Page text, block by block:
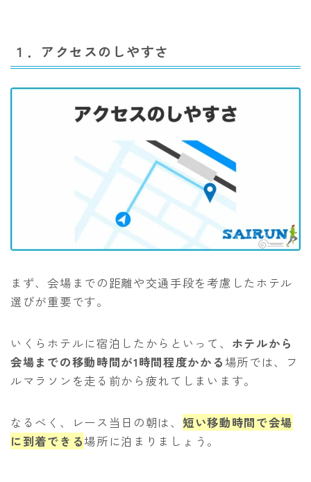
１．アクセスのしやすさ
まず、会場までの距離や交通手段を考慮したホテル
選びが重要です。
いくらホテルに宿泊したからといって、 ホテルから
会場までの移動時間が1時間程度かかる 場所では、フ
ルマラソンを走る前から疲れてしまいます。
なるべく、レース当日の朝は、 短い移動時間で会場
に到着できる場所に泊まりましょう。